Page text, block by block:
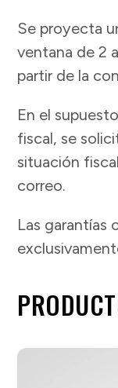
Se proyecta
ventana de 2
partir de la
En el
fiscal, se
situación
correo.
Las garantías